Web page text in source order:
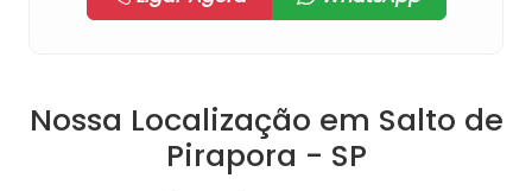
Nossa Localização em Salto de
Pirapora - SP